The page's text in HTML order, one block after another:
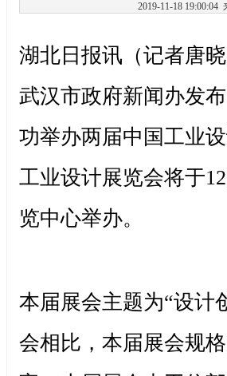
2019-11-18
湖北日报讯（记者唐
武汉市政府新闻办发
功举办两届中国工业
工业设计展览会将于
览中心举办。
本届展会主题为“设计
会相比，本届展会规